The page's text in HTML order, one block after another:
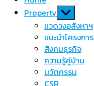
Property Show
sub
menu
แวดวงอสังหาฯ
แนะนำโครงการ
สังคมธุรกิจ
ความรู้คู่บ้าน
นวัตกรรม
CSR